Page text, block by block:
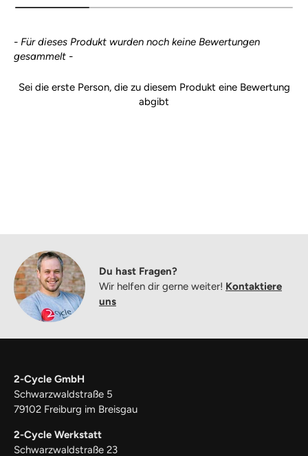
- Für dieses Produkt wurden noch keine Bewertungen
gesammelt -
Sei die erste Person, die zu diesem Produkt eine Bewertung
abgibt
New content loaded
Du hast Fragen?
Wir helfen dir gerne weiter! Kontaktiere
uns
2-Cycle GmbH
Schwarzwaldstraße 5
79102 Freiburg im Breisgau
2-Cycle Werkstatt
Schwarzwaldstraße 23